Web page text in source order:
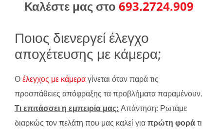
Καλέστε μας στο 693.2724.909
Ποιος διενεργεί έλεγχο
αποχέτευσης με κάμερα;
Οέλεγχος με κάμεραγίνεται όταν παρά τις
προσπάθειες απόφραξης τα προβλήματα παραμένουν.
Τι επιτάσσει η εμπειρία μας; Απάντηση: Ρωτάμε
διαρκώς τον πελάτη που μας καλεί γιαπρώτη φοράτι